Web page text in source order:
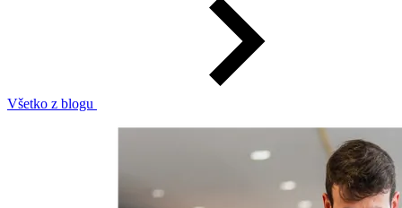
Všetko z blogu